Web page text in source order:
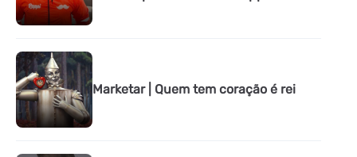
Marketar | Quem tem coração é rei